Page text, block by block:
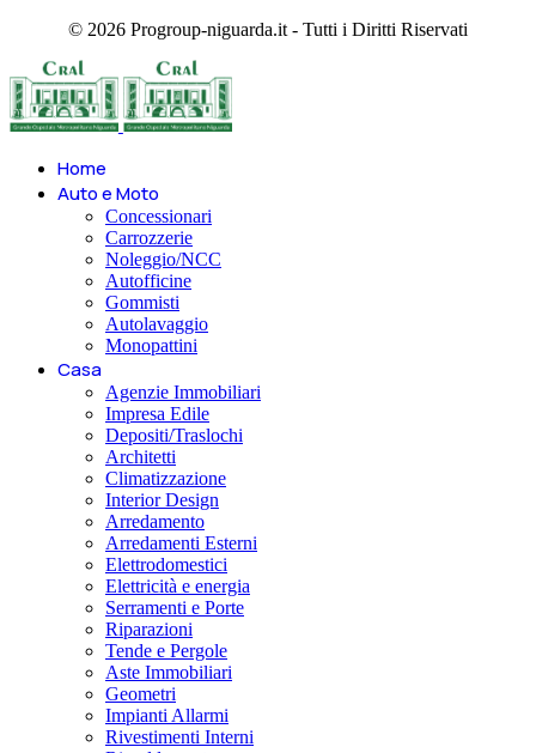
© 2026 Progroup-niguarda.it - Tutti i Diritti Riservati
Home
Auto e Moto
Concessionari
Carrozzerie
Noleggio/NCC
Autofficine
Gommisti
Autolavaggio
Monopattini
Casa
Agenzie Immobiliari
Impresa Edile
Depositi/Traslochi
Architetti
Climatizzazione
Interior Design
Arredamento
Arredamenti Esterni
Elettrodomestici
Elettricità e energia
Serramenti e Porte
Riparazioni
Tende e Pergole
Aste Immobiliari
Geometri
Impianti Allarmi
Rivestimenti Interni